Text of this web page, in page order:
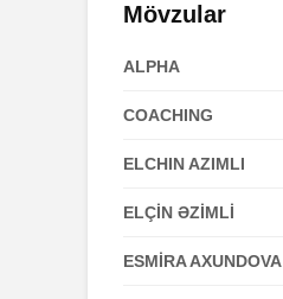
Mövzular
ALPHA
COACHING
ELCHIN AZIMLI
ELÇİN ƏZİMLİ
ESMİRA AXUNDOVA